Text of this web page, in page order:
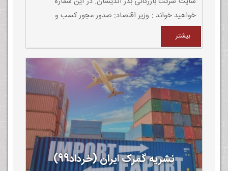
خواهید خواند : وزیر اقتصاد: صدور مجور کسب و
سـامانه شـماره۱۸۶۶ شـکایت کنـد.
بیشتر
نشریه گمرک ایران (خرداد99)